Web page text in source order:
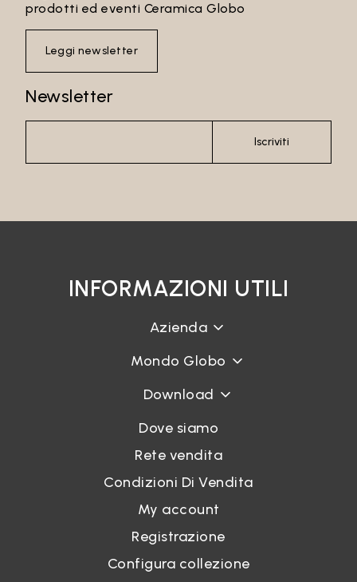
prodotti ed eventi Ceramica Globo
Leggi newsletter
Newsletter
Iscriviti
INFORMAZIONI UTILI
Azienda
Mondo Globo
Download
Dove siamo
Rete vendita
Condizioni Di Vendita
My account
Registrazione
Configura collezione